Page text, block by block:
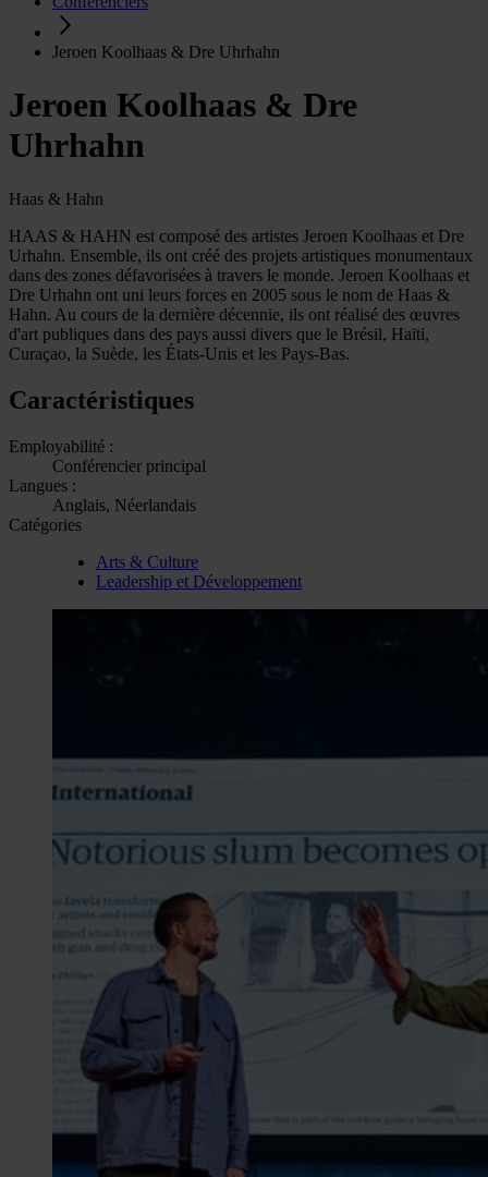
Jeroen Koolhaas & Dre Uhrhahn
Jeroen Koolhaas & Dre
Uhrhahn
Haas & Hahn
HAAS & HAHN est composé des artistes Jeroen Koolhaas et Dre
Urhahn. Ensemble, ils ont créé des projets artistiques monumentaux
dans des zones défavorisées à travers le monde. Jeroen Koolhaas et
Dre Urhahn ont uni leurs forces en 2005 sous le nom de Haas &
Hahn. Au cours de la dernière décennie, ils ont réalisé des œuvres
d'art publiques dans des pays aussi divers que le Brésil, Haïti,
Curaçao, la Suède, les États-Unis et les Pays-Bas.
Caractéristiques
Employabilité :
Conférencier principal
Langues :
Anglais, Néerlandais
Catégories
Arts & Culture
Leadership et Développement